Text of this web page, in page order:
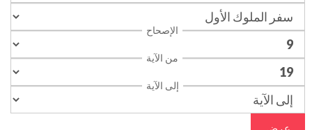
الإصحاح
من الآية
إلى الآية